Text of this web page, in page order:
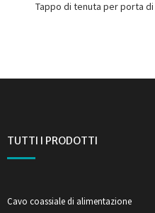
Tappo di tenuta per porta
TUTTI I PRODOTTI
Cavo coassiale di alimentazione